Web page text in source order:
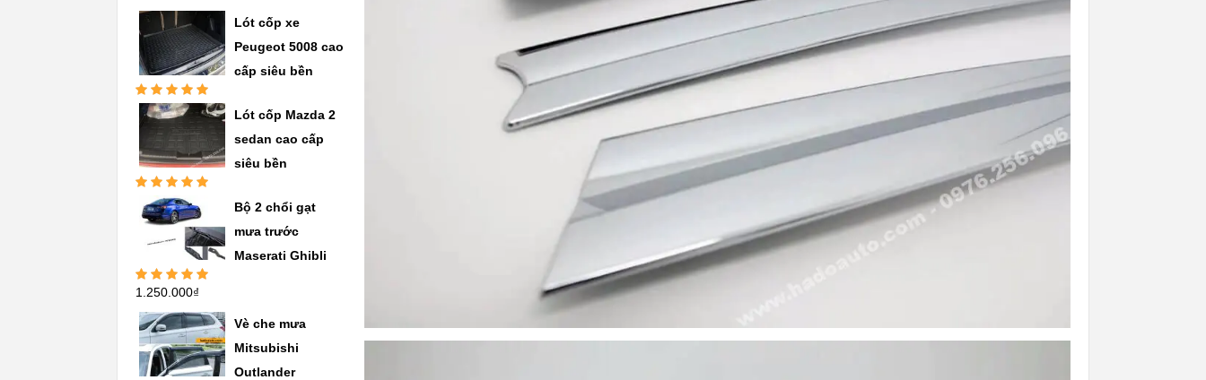
sao
Lót cốp xe
Peugeot 5008 cao
cấp siêu bền
Được xếp
hạng5.00 5
Lót cốp Mazda 2
sedan cao cấp
siêu bền
Được xếp
hạng5.005
sao
Bộ 2 chổi gạt
mưa trước
Maserati Ghibli
Được xếp
sao
1.250.000₫
Vè che mưa
Mitsubishi
Outlander